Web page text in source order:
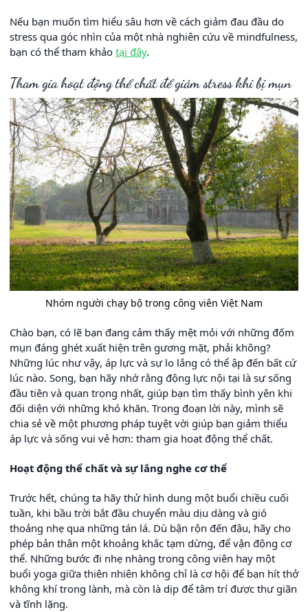
Nếu bạn muốn tìm hiểu sâu hơn về cách giảm đau đầu do
stress qua góc nhìn của một nhà nghiên cứu về mindfulness,
bạn có thể tham khảo tại đây.
Tham gia hoạt động thể chất để giảm stress khi bị mụn
Nhóm người chạy bộ trong công viên Việt Nam
Chào bạn, có lẽ bạn đang cảm thấy mệt mỏi với những đốm
mụn đáng ghét xuất hiện trên gương mặt, phải không?
Những lúc như vậy, áp lực và sự lo lắng có thể ập đến bất cứ
lúc nào. Song, bạn hãy nhớ rằng động lực nội tại là sự sống
đầu tiên và quan trọng nhất, giúp bạn tìm thấy bình yên khi
đối diện với những khó khăn. Trong đoạn lời này, mình sẽ
chia sẻ về một phương pháp tuyệt vời giúp bạn giảm thiểu
áp lực và sống vui vẻ hơn: tham gia hoạt động thể chất.
Hoạt động thể chất và sự lắng nghe cơ thể
Trước hết, chúng ta hãy thử hình dung một buổi chiều cuối
tuần, khi bầu trời bắt đầu chuyển màu dịu dàng và gió
thoảng nhẹ qua những tán lá. Dù bận rộn đến đâu, hãy cho
phép bản thân một khoảng khắc tạm dừng, để vận động cơ
thể. Những bước đi nhẹ nhàng trong công viên hay một
buổi yoga giữa thiên nhiên không chỉ là cơ hội để bạn hít thở
không khí trong lành, mà còn là dịp để tâm trí được thư giãn
và tĩnh lặng.